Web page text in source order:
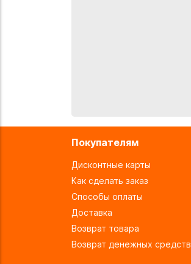
Покупателям
Дисконтные карты
Как сделать заказ
Способы оплаты
Доставка
Возврат товара
Возврат денежных средств